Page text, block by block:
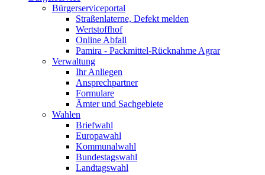
Bürgerserviceportal
Straßenlaterne, Defekt melden
Wertstoffhof
Online Abfall
Pamira - Packmittel-Rücknahme Agrar
Verwaltung
Ihr Anliegen
Ansprechpartner
Formulare
Ämter und Sachgebiete
Wahlen
Briefwahl
Europawahl
Kommunalwahl
Bundestagswahl
Landtagswahl